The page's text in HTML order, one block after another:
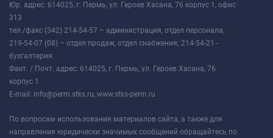
Юр. адрес: 614025, г. Пермь, ул. Героев Хасана, 76 корпус 1, офис
313
тел./факс (342) 214-54-57 – администрация, отдел персонала;
219-54-07 (08) – отдел продаж, отдел снабжения; 214-54-21 -
бухгалтерия.
Факт. / Почт. адрес: 614025, г. Пермь, ул. Героев Хасана, 76
корпус 1.
E-mail: info@perm.stks.ru, www.stks-perm.ru
По вопросам использования материалов сайта, а также для
направления юридически значимых сообщений обращайтесь по